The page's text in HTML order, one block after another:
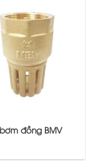
đồng BMV